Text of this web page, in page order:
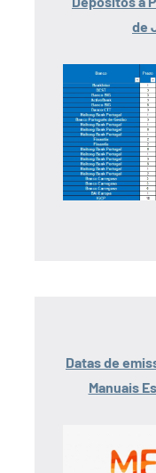
de
Datas de
Manuais